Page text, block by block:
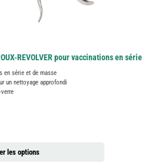
REVOLVER pour vaccinations en série
en série et de masse
un nettoyage approfondi
les options